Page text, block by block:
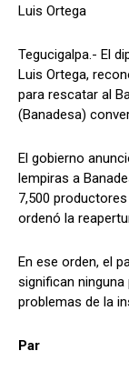
Facebook
Facebook
Luis Ortega
Tegucigalpa.- El
Luis Ortega,
para rescatar al
(Banadesa)
El gobierno
lempiras a
7,500
ordenó la
En ese orden, el
significan
problemas de la
Par